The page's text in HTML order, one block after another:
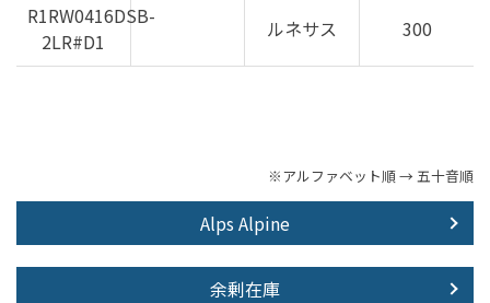
R1RW0416DSB-
2LR#D1
ルネサス 300
※アルファベット順 → 五十音順
Alps Alpine
余剰在庫